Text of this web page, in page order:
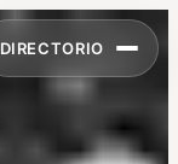
DIRECTORIO